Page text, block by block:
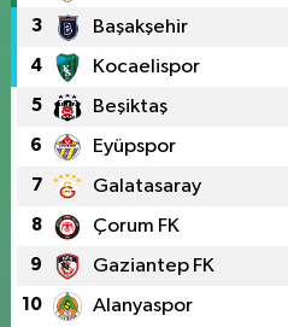
3 Başakşehir
4 Kocaelispor
5 Beşiktaş
6 Eyüpspor
7 Galatasaray
8 Çorum FK
9 Gaziantep FK
10 Alanyaspor